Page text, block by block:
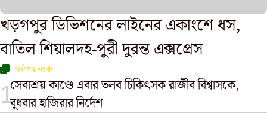
খড়গপুর ডিভিশনের লাইনের একাংশে ধস,
বাতিল শিয়ালদহ-পুরী দুরন্ত এক্সপ্রেস
সর্বশেষ সংবাদ
সেবাশ্রয় কাণ্ডে এবার তলব চিকিৎসক রাজীব বিশ্বাসকে,
বুধবার হাজিরার নির্দেশ